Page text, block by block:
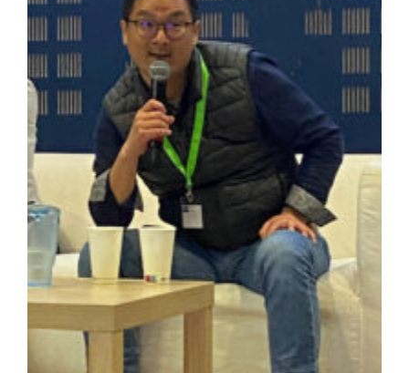
Guillaume Démarcq – CEO & Co-Founder at Ikomia